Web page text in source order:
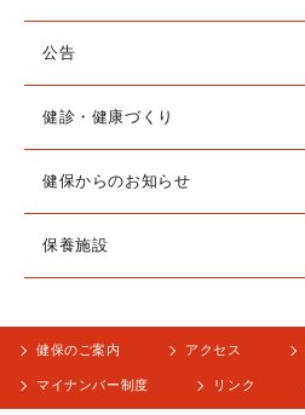
公告
健診・健康づくり
健保からのお知らせ
保養施設
健保のご案内 アクセス
マイナンバー制度 リンク